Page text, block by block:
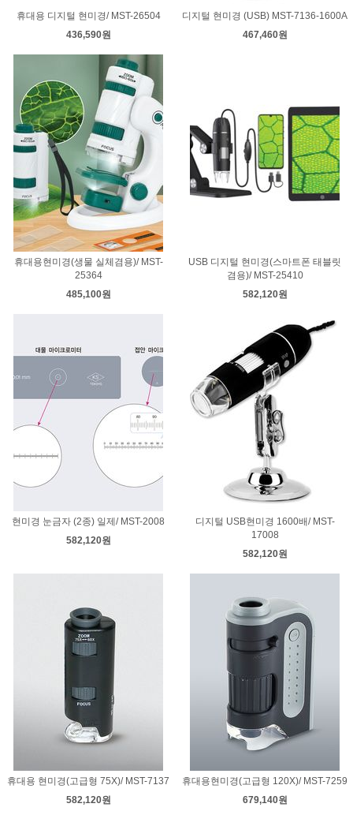
휴대용 디지털 현미경/ MST-26504
436,590원
디지털 현미경 (USB) MST-7136-1600A
467,460원
휴대용현미경(생물 실체겸용)/ MST-
25364
485,100원
USB 디지털 현미경(스마트폰 태블릿
겸용)/ MST-25410
582,120원
현미경 눈금자 (2종) 일제/ MST-2008
582,120원
디지털 USB현미경 1600배/ MST-
17008
582,120원
휴대용 현미경(고급형 75X)/ MST-7137
582,120원
휴대용현미경(고급형 120X)/ MST-7259
679,140원